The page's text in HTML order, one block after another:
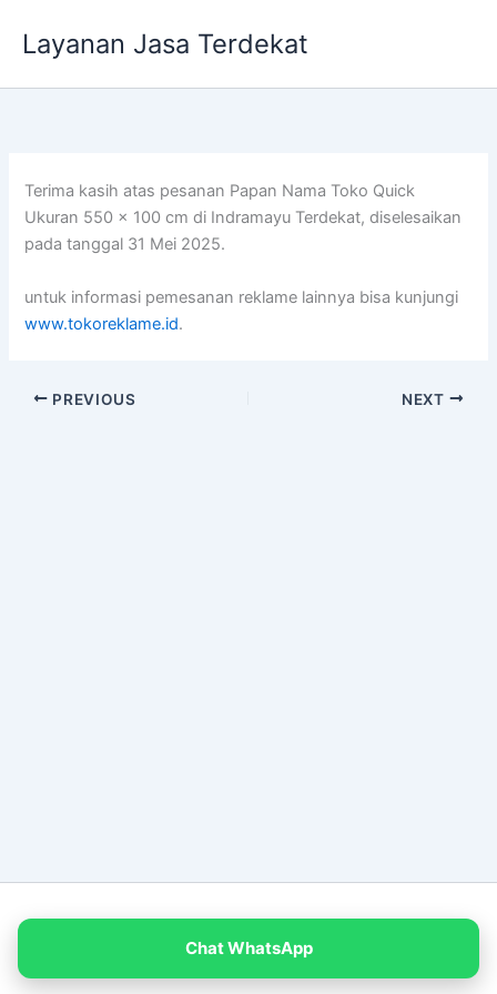
Layanan Jasa Terdekat
Terima kasih atas pesanan Papan Nama Toko Quick
Ukuran 550 x 100 cm di Indramayu Terdekat, diselesaikan
pada tanggal 31 Mei 2025.
untuk informasi pemesanan reklame lainnya bisa kunjungi
www.tokoreklame.id.
PREVIOUS NEXT
Chat WhatsApp